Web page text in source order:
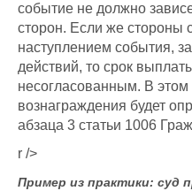
событие не должно
сторон. Если же стороны
наступлением события,
действий, то срок
несогласованным. В этом
вознаграждения будет
абзаца 3 статьи 1006
r />
Пример из практики: суд